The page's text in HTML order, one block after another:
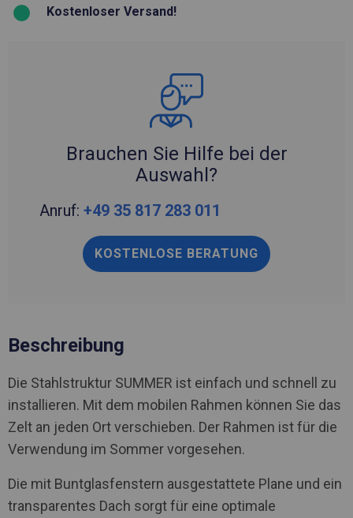
Kostenloser Versand!
Brauchen Sie Hilfe bei der
Auswahl?
Anruf: +49 35 817 283 011
KOSTENLOSE BERATUNG
Beschreibung
Die Stahlstruktur SUMMER ist einfach und schnell zu
installieren. Mit dem mobilen Rahmen können Sie das
Zelt an jeden Ort verschieben. Der Rahmen ist für die
Verwendung im Sommer vorgesehen.
Die mit Buntglasfenstern ausgestattete Plane und ein
transparentes Dach sorgt für eine optimale